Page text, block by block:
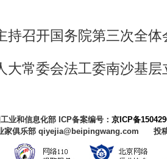
持召开国务院第三次全
大常委会法工委南沙基
业和信息化部 ICP备案编号：京ICP备
家俱乐部 qiyejia@beipingwang.com